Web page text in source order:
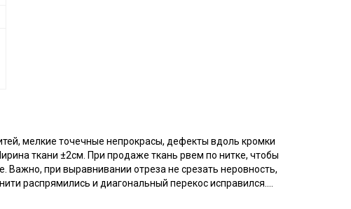
мелкие точечные непрокрасы, дефекты вдоль кромки
ткани ±2см. При продаже ткань рвем по нитке, чтобы
Важно, при выравнивании отреза не срезать неровность,
распрямились и диагональный перекос исправился.